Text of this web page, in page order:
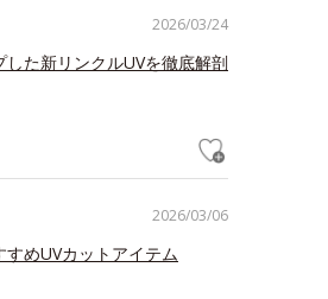
2026/03/24
た新リンクルUVを徹底解剖
2026/03/06
すめUVカットアイテム